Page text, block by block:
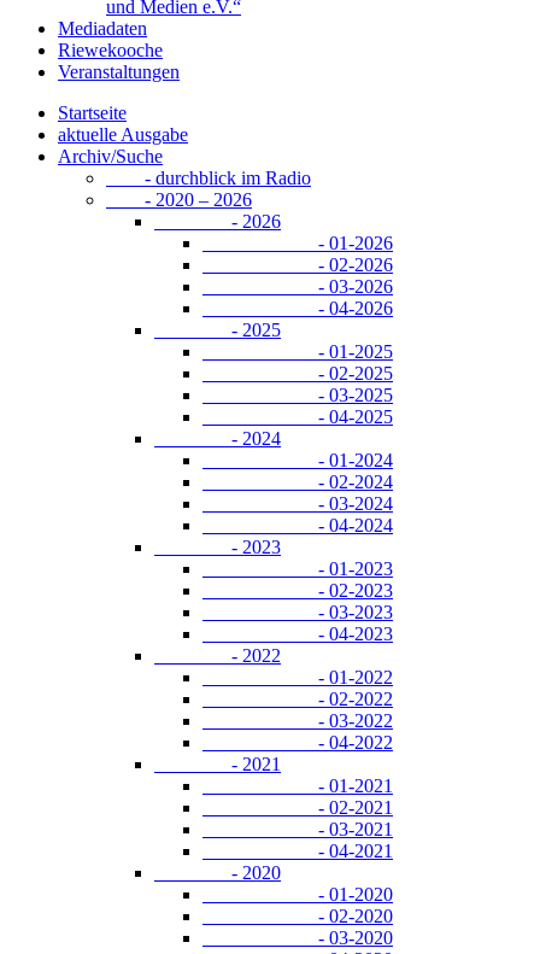
und Medien e.V.“
Mediadaten
Riewekooche
Veranstaltungen
Startseite
aktuelle Ausgabe
Archiv/Suche
- durchblick im Radio
- 2020 – 2026
- 2026
- 01-2026
- 02-2026
- 03-2026
- 04-2026
- 2025
- 01-2025
- 02-2025
- 03-2025
- 04-2025
- 2024
- 01-2024
- 02-2024
- 03-2024
- 04-2024
- 2023
- 01-2023
- 02-2023
- 03-2023
- 04-2023
- 2022
- 01-2022
- 02-2022
- 03-2022
- 04-2022
- 2021
- 01-2021
- 02-2021
- 03-2021
- 04-2021
- 2020
- 01-2020
- 02-2020
- 03-2020